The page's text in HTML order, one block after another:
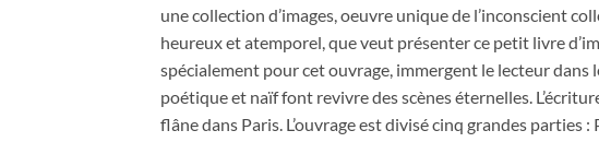
une collection d’images, oeuvre unique de l’inconscient
heureux et atemporel, que veut présenter ce petit livre
spécialement pour cet ouvrage, immergent le lecteur dans
poétique et naïf font revivre des scènes éternelles.
flâne dans Paris. L’ouvrage est divisé cinq grandes parties